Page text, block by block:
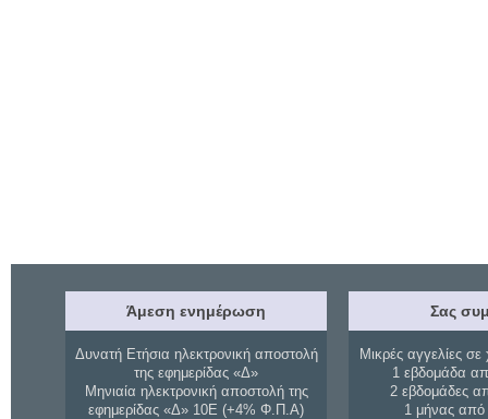
Άμεση ενημέρωση
Δυνατή Ετήσια ηλεκτρονική αποστολή
της εφημερίδας «Δ»
Μηνιαία ηλεκτρονική αποστολή της
εφημερίδας «Δ» 10Ε (+4% Φ.Π.Α)
Σας
Μικρές αγγελίες σε
1 εβδομάδα
2 εβδομάδες
1 μήνας